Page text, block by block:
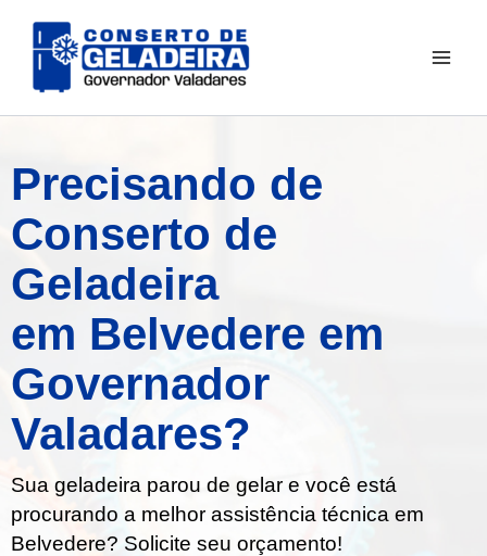
para
Precisando de
Conserto de
Geladeira
em Belvedere em
Governador
Valadares?
Sua geladeira parou de gelar e você está
procurando a melhor assistência técnica em
Belvedere? Solicite seu orçamento!